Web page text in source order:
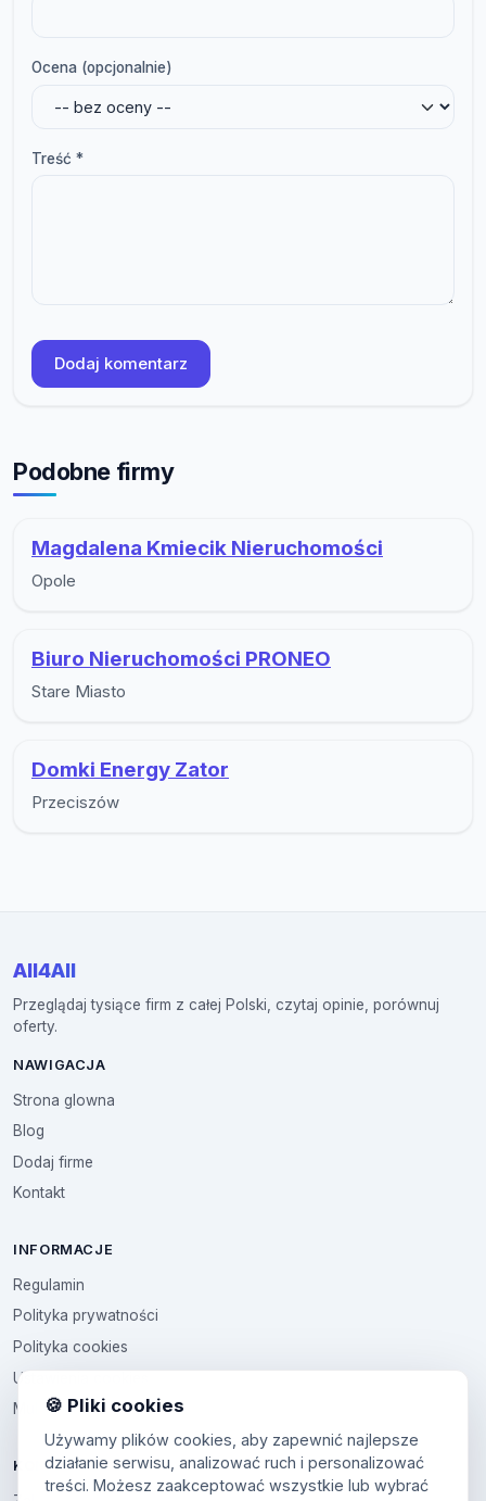
Ocena (opcjonalnie)
Treść *
Dodaj komentarz
Podobne firmy
Magdalena Kmiecik Nieruchomości
Opole
Biuro Nieruchomości PRONEO
Stare Miasto
Domki Energy Zator
Przeciszów
All4All
Przeglądaj tysiące firm z całej Polski, czytaj opinie, porównuj
oferty.
NAWIGACJA
Strona glowna
Blog
Dodaj firme
Kontakt
INFORMACJE
Regulamin
Polityka prywatności
Polityka cookies
Ustawienia cookies
Multikod
KONTO
🍪 Pliki cookies
Używamy plików cookies, aby zapewnić najlepsze
działanie serwisu, analizować ruch i personalizować
treści. Możesz zaakceptować wszystkie lub wybrać